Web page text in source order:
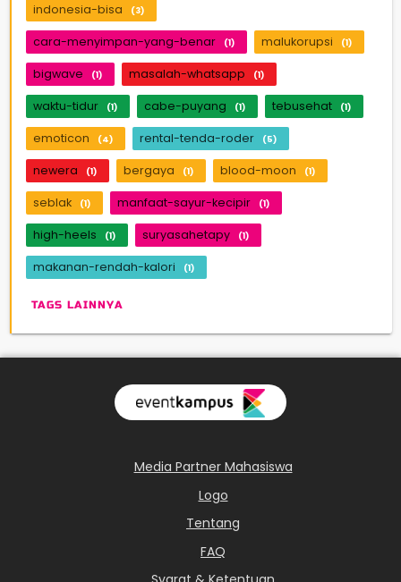
indonesia-bisa (3)
cara-menyimpan-yang-benar (1) malukorupsi (1)
bigwave (1) masalah-whatsapp (1)
waktu-tidur (1) cabe-puyang (1) tebusehat (1)
emoticon (4) rental-tenda-roder (5)
newera (1) bergaya (1) blood-moon (1)
seblak (1) manfaat-sayur-kecipir (1)
high-heels (1) suryasahetapy (1)
makanan-rendah-kalori (1)
TAGS LAINNYA
Media Partner Mahasiswa
Logo
Tentang
FAQ